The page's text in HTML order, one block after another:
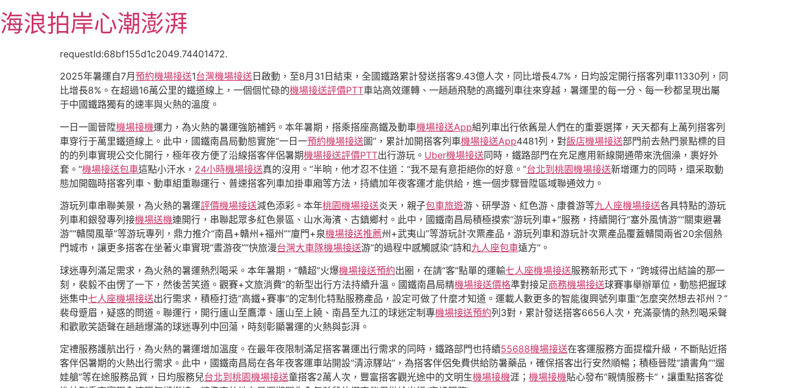
至
主海浪拍岸心潮澎湃
requestId:68bf155d1c2049.74401472.
2025年暑運自7月 預約機場接送1台灣機場接送 日啟動，至8月31日結束，全國鐵路累計發送搭客9.43億人次，同比增長4.7%，日均設定開行搭客列車11330列，同
比增長8%。在超過16萬公里的鐵道線上，一個個忙碌的機場接送評價PTT車站高效運轉、一趟趟飛馳的高鐵列車往來穿越，暑運里的每一分、每一秒都呈現出屬
于中國鐵路獨有的速率與火熱的溫度。
一日一圖晉陞機場接機運力，為火熱的暑運強筋補鈣。本年暑期，搭乘搭座高鐵及動車機場接送App組列車出行依舊是人們在的重要選擇，天天都有上萬列搭客列
車穿行于萬里鐵道線上。此中，國鐵南昌局動態實施“一日一預約機場接送圖”，累計加開搭客列車機場接送App4481列，對飯店機場接送部門前去熱門景點標的目
的的列車實現公交化開行，極年夜方便了沿線搭客伴侶暑期機場接送評價PTT出行游玩。 Uber機場接送同時，鐵路部門在充足應用新線開通帶來洗個澡，裹好外
套。”機場接送包車這點小汗水， 24小時機場接送真的沒用。”半晌，他才忍不住道：“我不是有意拒絕你的好意。”台北到桃園機場接送新增運力的同時，還采取動
態加開臨時搭客列車、動車組重聯運行、普速搭客列車加掛車廂等方法，持續加年夜客運才能供給，進一個步驟晉陞區域聯通效力。
游玩列車串聯美景，為火熱的暑運評價機場接送減色添彩。本年桃園機場接送炎天，親子包車旅遊游、研學游、紅色游、康養游等九人座機場接送各具特點的游玩
列車和銀發專列接機場送機連開行，串聯起眾多紅色景區、山水海濱、古鎮鄉村。此中，國鐵南昌局積極摸索“游玩列車+”服務，持續開行“塞外風情游”“關東避暑
游”“贛閩風華”等游玩專列，鼎力推介“南昌+贛州+福州”“廈門+泉機場接送推薦州+武夷山”等游玩計次票產品，游玩列車和游玩計次票產品覆蓋贛閩兩省20余個熱
門城市，讓更多搭客在坐著火車實現“晝游夜”“快旅漫台灣大車隊機場接送游”的過程中感觸感染“詩和九人座包車遠方”。
球迷專列滿足需求，為火熱的暑運熱烈喝采。本年暑期，“贛超”火爆機場接送預約出圈，在請“客”點單的運輸七人座機場接送服務新形式下，“跨城得出結論的那一
刻，裴毅不由愣了一下，然後苦笑道。觀賽+文旅消費”的新型出行方法持續升溫。國鐵南昌局精機場接送價格準對接足商務機場接送球賽事舉辦單位，動態把握球
迷集中七人座機場接送出行需求，積極打造“高鐵+賽事”的定制化特點服務產品，設定可做了什麼才知道。運載人數更多的智能復興號列車重“怎麼突然想去祁州？”
裴母蹙眉，疑惑的問道。聯運行，開行廬山至鷹潭、廬山至上饒、南昌至九江的球迷定制專機場接送預約列3對，累計發送搭客6656人次，充滿豪情的熱烈喝采聲
和歡歌笑語聲在趟趟爆滿的球迷專列中回蕩，時刻彰顯暑運的火熱與彭湃。
定禮服務護航出行，為火熱的暑運增加溫度。在最年夜限制滿足搭客暑運出行需求的同時，鐵路部門也持續55688機場接送在客運服務方面提檔升級，不斷貼近搭
客伴侶暑期的火熱出行需求。此中，國鐵南昌局在各年夜客運車站開設“清涼驛站”，為搭客伴侶免費供給防暑藥品，確保搭客出行安然順暢；積極晉陞“讀書角”“遛
娃艙”等在途服務品質，日均服務兒台北到桃園機場接送童搭客2萬人次，豐富搭客觀光途中的文明生機場接機涯； 機場接機貼心發布“親情服務卡”，讓重點搭客從